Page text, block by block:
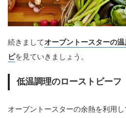
続きましてオーブントースターの
ピを見ていきましょう。
低温調理のローストビーフ
オーブントースターの余熱を利用し